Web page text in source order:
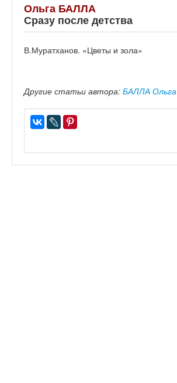
Ольга БАЛЛА
Сразу после детства
В.Муратханов. «Цветы и зола»
Другие статьи автора: БАЛЛА Ольга